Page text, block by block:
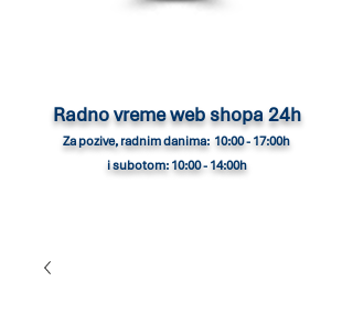
Radno vreme web shopa 24h
Za pozive, radnim danima: 10:00 - 17:00h
i subotom: 10:00 - 14:00h